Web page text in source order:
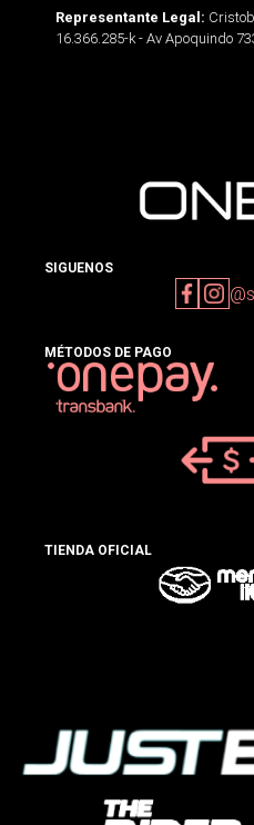
Representante Legal:
16.366.285-k - Av Apoquindo
SIGUENOS
MÉTODOS DE PAGO
TIENDA OFICIAL